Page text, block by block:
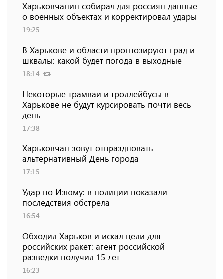
Харьковчанин собирал для россиян данные
о военных объектах и ​​корректировал удары
19:25
В Харькове и области прогнозируют град и
шквалы: какой будет погода в выходные
18:14
Некоторые трамваи и троллейбусы в
Харькове не будут курсировать почти весь
день
17:38
Харьковчан зовут отпраздновать
альтернативный День города
17:15
Удар по Изюму: в полиции показали
последствия обстрела
16:54
Обходил Харьков и искал цели для
российских ракет: агент российской
разведки получил 15 лет
16:23